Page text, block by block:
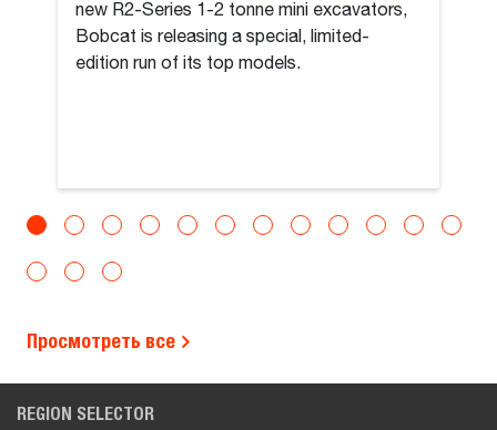
new R2-Series 1-2 tonne mini excavators,
Bobcat is releasing a special, limited-
edition run of its top models.
Просмотреть все
REGION SELECTOR